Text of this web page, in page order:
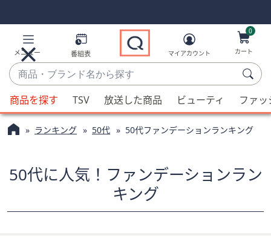
Links
Links2
メニュー 番組表
商
品・
ブ
ラ
ン
か
す
候
補
が
利
能
場
マイアカウント
0
カート
商品を探す TSV 放送した商品 ビューティ ファ
ランキング 50代 50代ファンデーションランキング
50代に人気！ファンデーションラン
キング